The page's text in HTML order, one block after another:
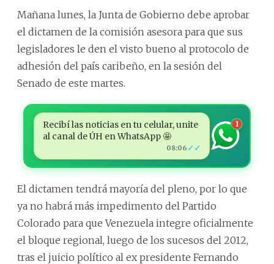
Mañana lunes, la Junta de Gobierno debe aprobar
el dictamen de la comisión asesora para que sus
legisladores le den el visto bueno al protocolo de
adhesión del país caribeño, en la sesión del
Senado de este martes.
Recibí las noticias en tu celular, unite
al canal de ÚH en WhatsApp 🤩
08:06 ✓✓
1
El dictamen tendrá mayoría del pleno, por lo que
ya no habrá más impedimento del Partido
Colorado para que Venezuela integre oficialmente
el bloque regional, luego de los sucesos del 2012,
tras el juicio político al ex presidente Fernando